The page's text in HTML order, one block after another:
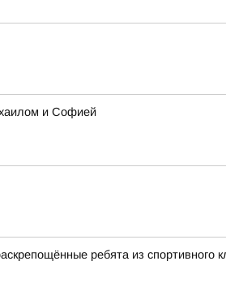
и Софией
ребята из спортивного